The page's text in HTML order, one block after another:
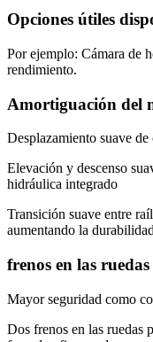
Opciones útiles
Por ejemplo: Cámara de
rendimiento.
Amortiguación del
Desplazamiento suave de
Elevación y descenso
hidráulica integrado
Transición suave entre
aumentando la
frenos en las
Mayor seguridad como
Dos frenos en las ruedas